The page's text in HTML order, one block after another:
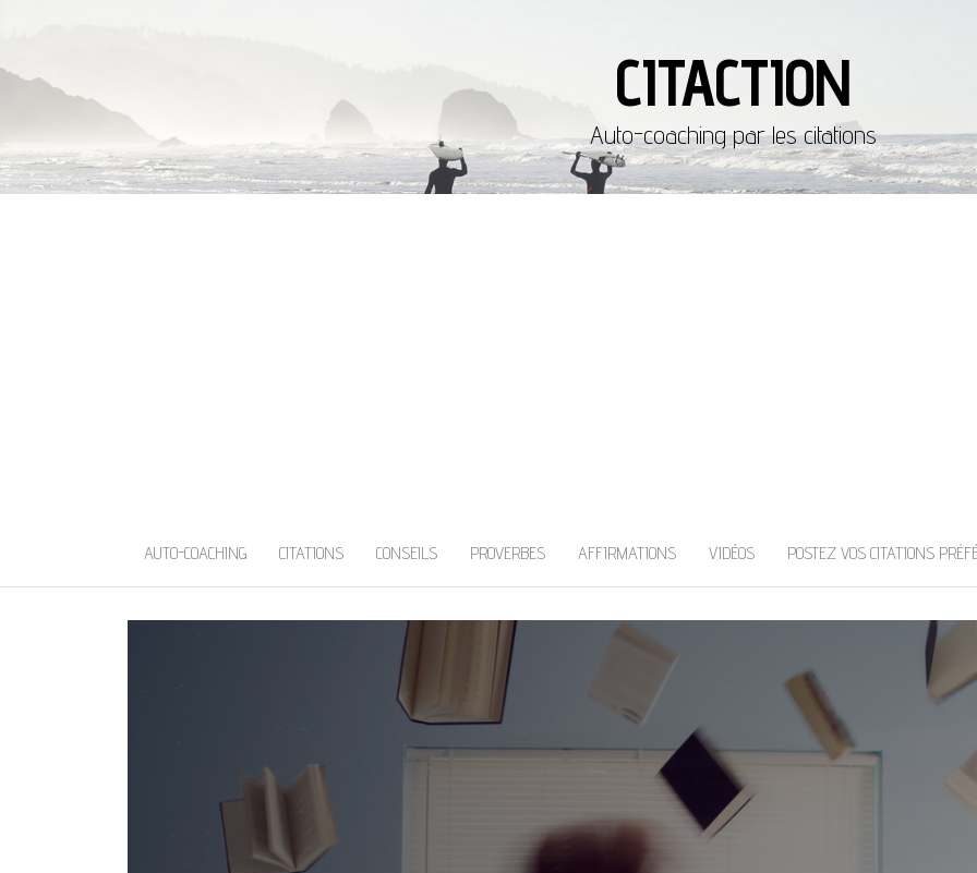
CITACTION
Auto-coaching par les citations
AUTO-COACHING CITATIONS CONSEILS PROVERBES AFFIRMATIONS VIDÉOS POSTEZ VOS CITATIONS